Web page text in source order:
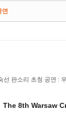
연
8th Warsaw